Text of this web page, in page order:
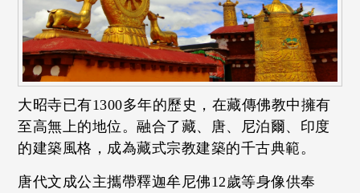
大昭寺已有1300多年的歷史，在藏傳佛教中擁有
至高無上的地位。融合了藏、唐、尼泊爾、印度
的建築風格，成為藏式宗教建築的千古典範。
唐代文成公主攜帶釋迦牟尼佛12歲等身像供奉